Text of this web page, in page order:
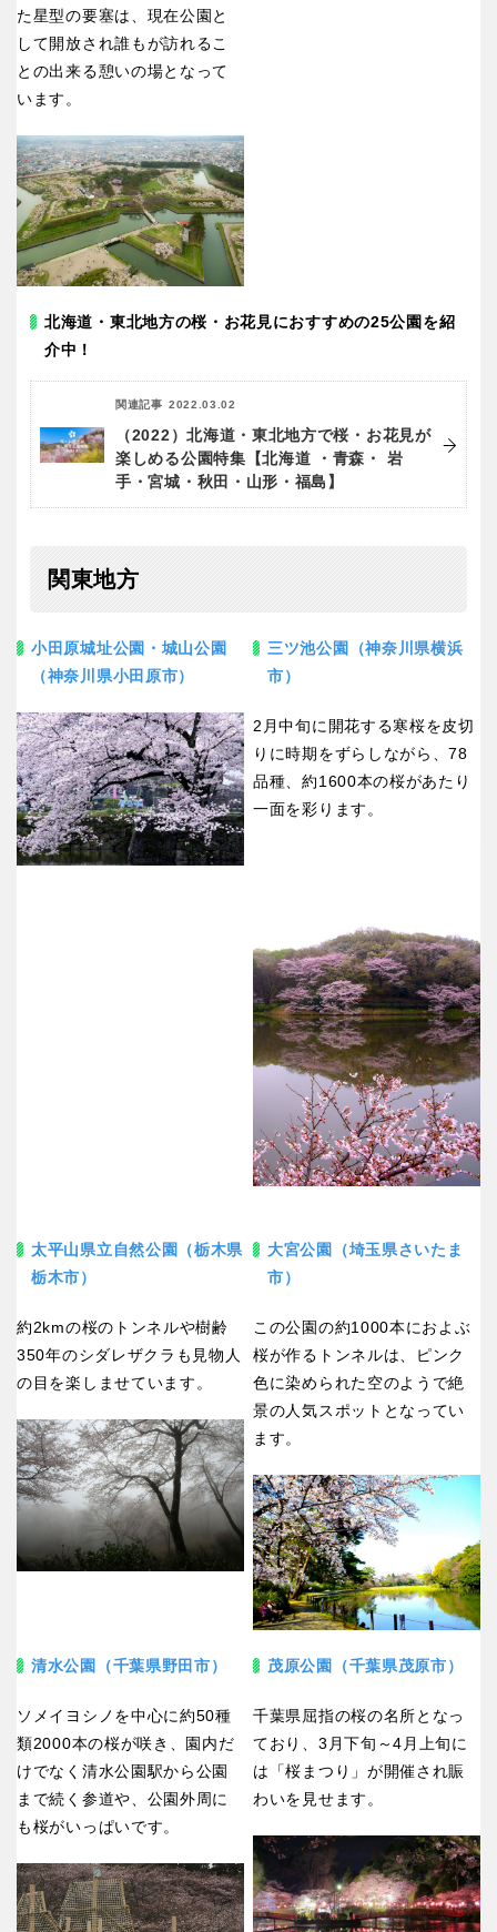
た星型の要塞は、現在公園と
して開放され誰もが訪れるこ
との出来る憩いの場となって
います。
北海道・東北地方の桜・お花見におすすめの25公園を紹
介中！
関連記事 2022.03.02
（2022）北海道・東北地方で桜・お花見が
楽しめる公園特集【北海道 ・青森・ 岩
手・宮城・秋田・山形・福島】
関東地方
小田原城址公園・城山公園
（神奈川県小田原市）
三ツ池公園（神奈川県横浜
市）
2月中旬に開花する寒桜を皮切
りに時期をずらしながら、78
品種、約1600本の桜があたり
一面を彩ります。
太平山県立自然公園（栃木県
栃木市）
約2kmの桜のトンネルや樹齢
350年のシダレザクラも見物人
の目を楽しませています。
大宮公園（埼玉県さいたま
市）
この公園の約1000本におよぶ
桜が作るトンネルは、ピンク
色に染められた空のようで絶
景の人気スポットとなってい
ます。
清水公園（千葉県野田市）
ソメイヨシノを中心に約50種
類2000本の桜が咲き、園内だ
けでなく清水公園駅から公園
まで続く参道や、公園外周に
も桜がいっぱいです。
茂原公園（千葉県茂原市）
千葉県屈指の桜の名所となっ
ており、3月下旬～4月上旬に
は「桜まつり」が開催され賑
わいを見せます。